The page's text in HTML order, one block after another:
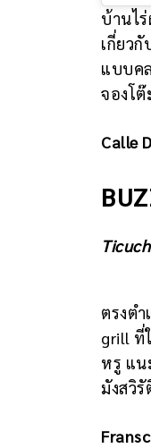
บ้านไ
เกี่ยว
แบบค
จองโ
Calle
ตรงต
grill ที่
หรู แน
มังสวิ